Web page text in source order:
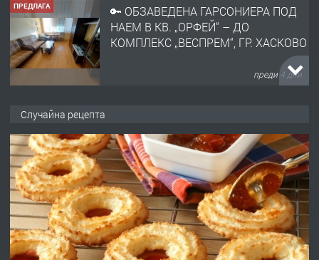
ПРЕДЛАГА
🔑 ОБЗАВЕДЕНА ГАРСОНИЕРА ПОД
НАЕМ В КВ. „ОРФЕЙ“ – ДО
КОМПЛЕКС „ВЕСПРЕМ“, ГР. ХАСКОВО
преди 4 дни
АПАРТАМЕНТ В ЦЕНТЪРА НА ГР.
ХАСКОВО
преди 5 дни
ПРЕДЛАГА Давам гараж под наем
Случайна рецепта